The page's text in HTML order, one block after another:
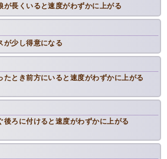
が長くいると速度がわずかに上がる
が少し得意になる
たとき前方にいると速度がわずかに上がる
後ろに付けると速度がわずかに上がる